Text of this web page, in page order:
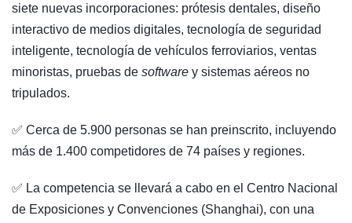
siete nuevas incorporaciones: prótesis dentales, diseño
interactivo de medios digitales, tecnología de seguridad
inteligente, tecnología de vehículos ferroviarios, ventas
minoristas, pruebas de software y sistemas aéreos no
tripulados.
✅ Cerca de 5.900 personas se han preinscrito, incluyendo
más de 1.400 competidores de 74 países y regiones.
✅ La competencia se llevará a cabo en el Centro Nacional
de Exposiciones y Convenciones (Shanghai), con una